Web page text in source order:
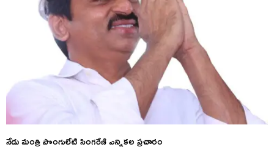
నేడు మంత్రి పొంగులేటి సింగరేణి ఎన్నికల ప్రచారం